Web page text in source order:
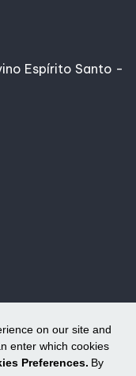
on our site and
enter which cookies
Preferences. By
Espírito Santo -